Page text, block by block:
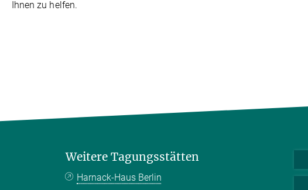
Ihnen zu helfen.
Weitere Tagungsstätten
Harnack-Haus Berlin